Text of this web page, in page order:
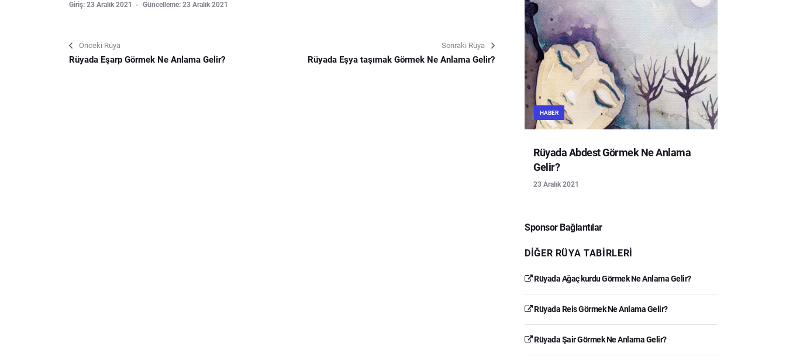
Giriş: 23 Aralık 2021 Güncelleme: 23 Aralık 2021
Önceki Rüya
Rüyada Eşarp Görmek Ne Anlama Gelir?
Sonraki Rüya
Rüyada Eşya taşımak Görmek Ne Anlama Gelir?
HABER
Rüyada Abdest Görmek Ne Anlama
Gelir?
23 Aralık 2021
Sponsor Bağlantılar
DIĞER RÜYA TABIRLERI
Rüyada Ağaç kurdu Görmek Ne Anlama Gelir?
Rüyada Reis Görmek Ne Anlama Gelir?
Rüyada Şair Görmek Ne Anlama Gelir?